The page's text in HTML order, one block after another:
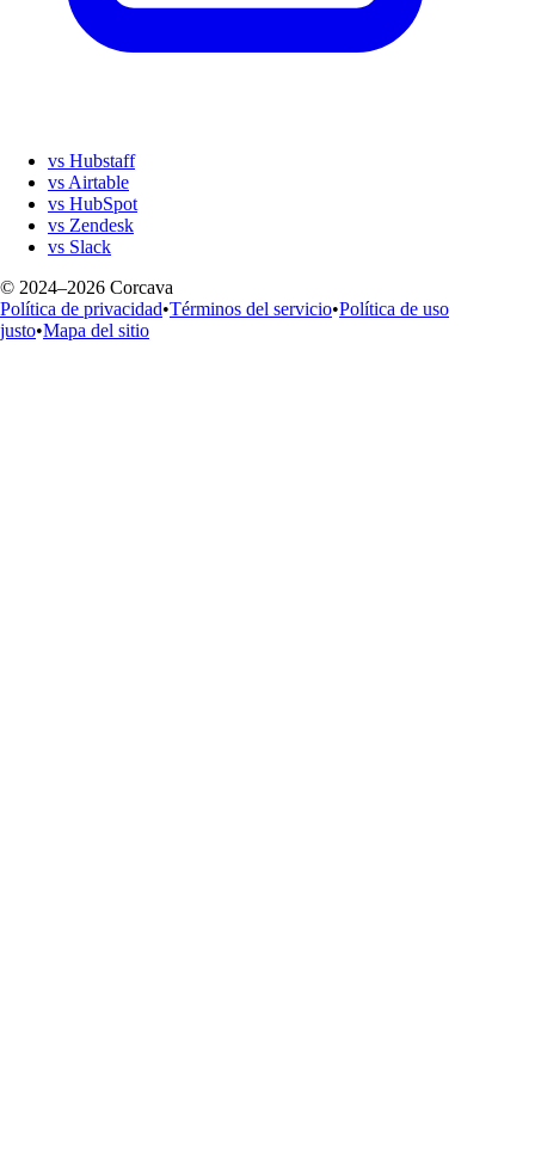
vs Hubstaff
vs Airtable
vs HubSpot
vs Zendesk
vs Slack
© 2024–2026 Corcava
Política de privacidad•Términos del servicio•Política de uso
justo•Mapa del sitio